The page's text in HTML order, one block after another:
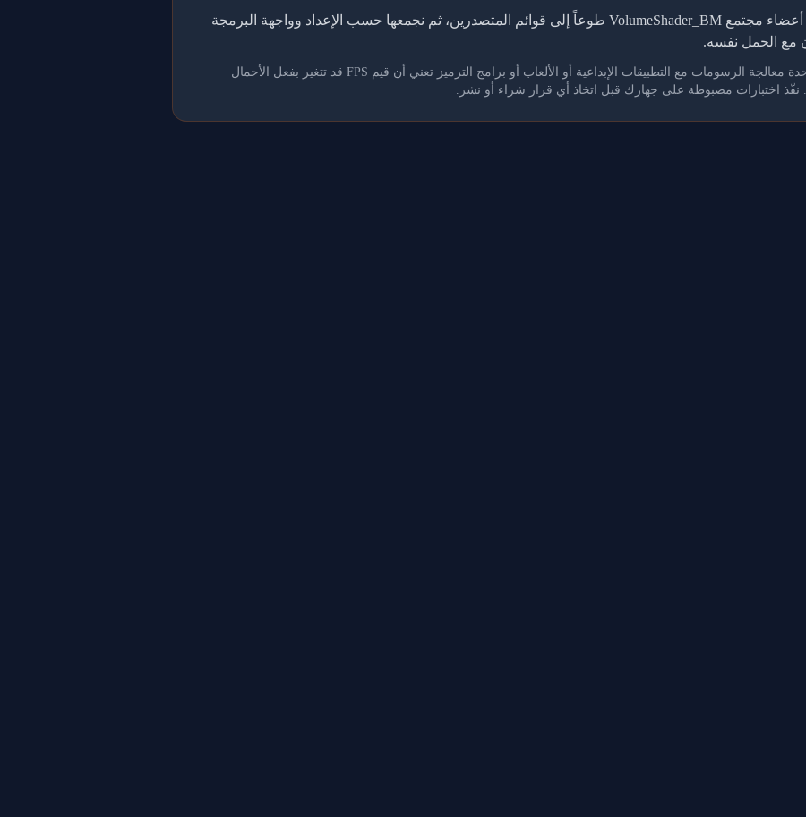
تعتمد هذه الجداول على نتائج يرفعها أعضاء مجتمع VolumeShader_BM طوعاً إلى قوائم المتصدرين، ثم نجمعها حسب الإعداد وواجهة البرمجة
مع الحمل نفسه.
تُعد هذه البيانات مرجعاً فقط؛ مشاركة وحدة معالجة الرسومات مع التطبيقات الإبداعية أو الألعاب أو برامج الترميز تعني أن قيم FPS قد تتغير بفعل الأحمال
نفّذ اختبارات مضبوطة على جهازك قبل اتخاذ أي قرار شراء أو نشر.